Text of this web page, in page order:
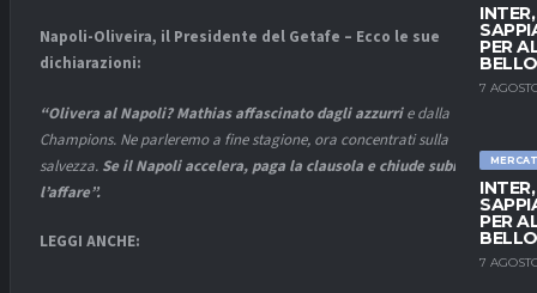
PER
7
PER
7
Napoli-Oliveira, il Presidente del Getafe – Ecco le sue
dichiarazioni:
“Olivera al Napoli? Mathias affascinato dagli azzurrie dalla
Champions. Ne parleremo a fine stagione, ora concentrati sulla
salvezza. Se il Napoli accelera, paga la clausola e chiude subito
l’affare”.
LEGGI ANCHE: